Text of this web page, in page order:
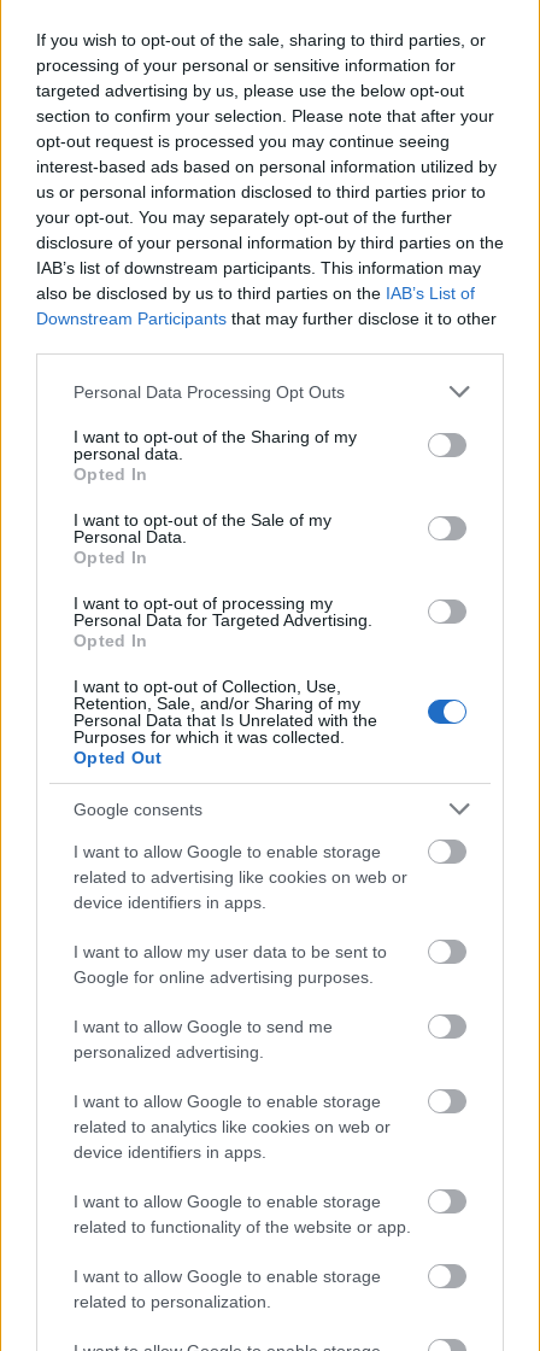
If you wish to opt-out of the sale, sharing to third parties, or
processing of your personal or sensitive information for
targeted advertising by us, please use the below opt-out
section to confirm your selection. Please note that after your
opt-out request is processed you may continue seeing
interest-based ads based on personal information utilized by
us or personal information disclosed to third parties prior to
your opt-out. You may separately opt-out of the further
disclosure of your personal information by third parties on the
IAB’s list of downstream participants. This information may
also be disclosed by us to third parties on the IAB’s List of
Downstream Participants that may further disclose it to other
Please note that this website/app uses one or more Google
not limited to your visit or usage behaviour. You may click to
grant or deny consent to Google and its third-party tags to
use your data for below specified purposes in below Google
consent section.
Personal Data Processing Opt Outs
I want to opt-out of the Sharing of my
personal data.
Opted In
I want to opt-out of the Sale of my
Personal Data.
Opted In
I want to opt-out of processing my
Personal Data for Targeted Advertising.
Opted In
I want to opt-out of Collection, Use,
Retention, Sale, and/or Sharing of my
Personal Data that Is Unrelated with the
Purposes for which it was collected.
Opted Out
Google consents
I want to allow Google to enable storage
related to advertising like cookies on web or
device identifiers in apps.
I want to allow my user data to be sent to
Google for online advertising purposes.
I want to allow Google to send me
personalized advertising.
I want to allow Google to enable storage
related to analytics like cookies on web or
device identifiers in apps.
I want to allow Google to enable storage
related to functionality of the website or app.
I want to allow Google to enable storage
related to personalization.
markánsabb Mozartokat, vagy
romantikusabbakat, mint mondjuk Anyegin, de
a felkérésekkel elégedett vagyok. A kiválasztott
szerepek hangilag és játékilag is jól fekszenek
nekem. Már azért sem lehetnék elégedetlen, mert
az elmúlt időszakhoz képest azért több feladatot
kaptam. Most ismét bizonyíthatok az
Operaházban és az említett, izgalmas
szerepekben erre bőven lesz alkalmam.
Petúr bán szerepében
(fotó: Bátki Fazekas Zoltán magángyűjteménye)